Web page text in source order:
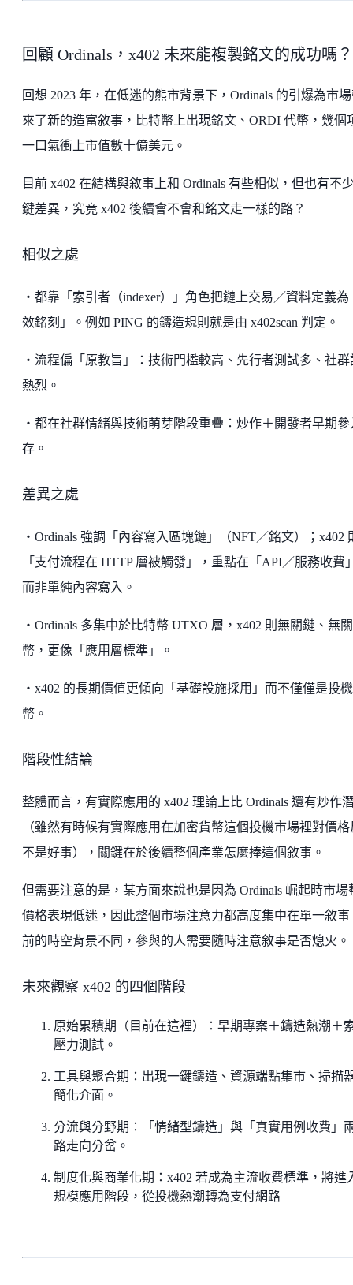
回顧 Ordinals，x402 未來能複製銘文的成功嗎？
回想 2023 年，在低迷的熊市背景下，Ordinals 的引爆為市
來了新的造富敘事，比特幣上出現銘文、ORDI 代幣，幾個
一口氣衝上市值數十億美元。
目前 x402 在結構與敘事上和 Ordinals 有些相似，但也有不
鍵差異，究竟 x402 後續會不會和銘文走一樣的路？
相似之處
・都靠「索引者（indexer）」角色把鏈上交易／資料定義為
效銘刻」。例如 PING 的鑄造規則就是由 x402scan 判定。
・流程偏「原教旨」：技術門檻較高、先行者測試多、社群
熱烈。
・都在社群情緒與技術萌芽階段重疊：炒作＋開發者早期參
存。
差異之處
・Ordinals 強調「內容寫入區塊鏈」（NFT／銘文）；x402
「支付流程在 HTTP 層被觸發」，重點在「API／服務收費
而非單純內容寫入。
・Ordinals 多集中於比特幣 UTXO 層，x402 則無關鏈、無關
幣，更像「應用層標準」。
・x402 的長期價值更傾向「基礎設施採用」而不僅僅是投
幣。
階段性結論
整體而言，有實際應用的 x402 理論上比 Ordinals 還有炒作
（雖然有時候有實際應用在加密貨幣這個投機市場裡對價格
不是好事），關鍵在於後續整個產業怎麼捧這個敘事。
但需要注意的是，某方面來說也是因為 Ordinals 崛起時市場
價格表現低迷，因此整個市場注意力都高度集中在單一敘事
前的時空背景不同，參與的人需要隨時注意敘事是否熄火。
未來觀察 x402 的四個階段
原始累積期（目前在這裡）：早期專案＋鑄造熱潮＋
壓力測試。
工具與聚合期：出現一鍵鑄造、資源端點集市、掃描
簡化介面。
分流與分野期：「情緒型鑄造」與「真實用例收費」
路走向分岔。
制度化與商業化期：x402 若成為主流收費標準，將進
規模應用階段，從投機熱潮轉為支付網路